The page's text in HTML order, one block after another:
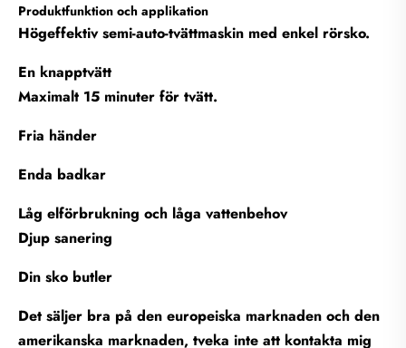
Produktfunktion och applikation
Högeffektiv semi-auto-tvättmaskin med enkel rörsko.
En knapptvätt
Maximalt 15 minuter för tvätt.
Fria händer
Enda badkar
Låg elförbrukning och låga vattenbehov
Djup sanering
Din sko butler
Det säljer bra på den europeiska marknaden och den
amerikanska marknaden, tveka inte att kontakta mig